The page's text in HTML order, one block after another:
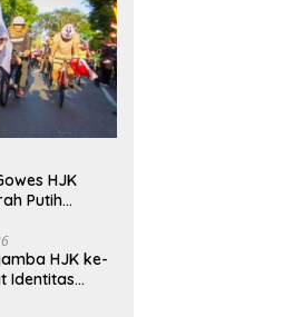
Dirlantas Sumbar Mengajak
Seluruh Anggota PORM Menjadi
Teladan Dalam Mematuhi
Lintas,Menggunakan
Berkendara
HJK
Putih
HJK ke-
Identitas